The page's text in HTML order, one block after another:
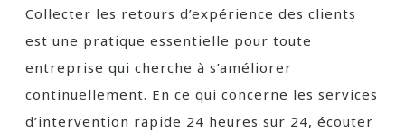
Collecter les retours d’expérience des clients
est une pratique essentielle pour toute
entreprise qui cherche à s’améliorer
continuellement. En ce qui concerne les services
d’intervention rapide 24 heures sur 24, écouter